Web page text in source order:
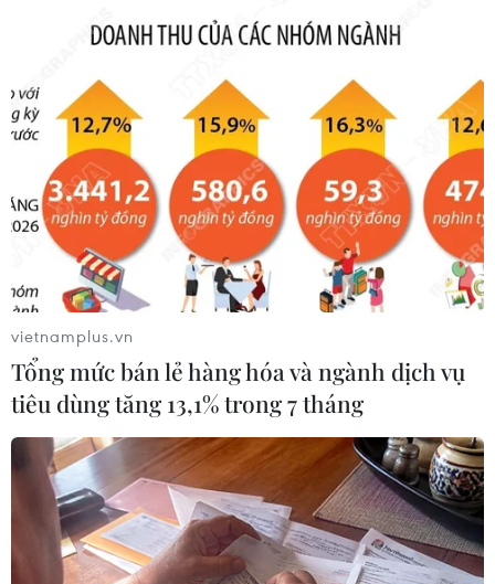
#Căng thẳng thương mại Mỹ-Trung
#Cố vấn An ninh quốc gia Mỹ
#Robert O'Brien
#thỏa thuận thương mại
#hàng hóa nhập khẩu từ Trung Quốc
Mỹ
Trung Quốc
vietnamplus.vn
Tổng mức bán lẻ hàng hóa và ngành dịch vụ
tiêu dùng tăng 13,1% trong 7 tháng